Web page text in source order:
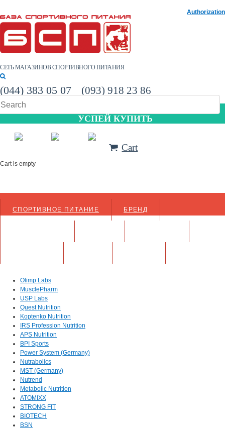
Authorization
СЕТЬ МАГАЗИНОВ СПОРТИВНОГО ПИТАНИЯ
(044) 383 05 07 (093) 918 23 86
УСПЕЙ КУПИТЬ
Cart
Cart is empty
СПОРТИВНОЕ ПИТАНИЕ БРЕНД
Olimp Labs
MusclePharm
USP Labs
Quest Nutrition
Koptenko Nutrition
IRS Profession Nutrition
APS Nutrition
BPI Sports
Power System (Germany)
Nutrabolics
MST (Germany)
Nutrend
Metabolic Nutrition
ATOMIXX
STRONG FIT
BIOTECH
BSN